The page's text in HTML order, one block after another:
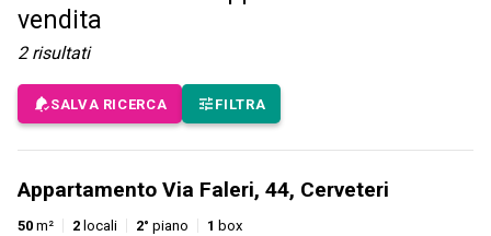
vendita
2 risultati
SALVA RICERCA FILTRA
Appartamento Via Faleri, 44, Cerveteri
50 m² 2 locali 2° piano 1 box